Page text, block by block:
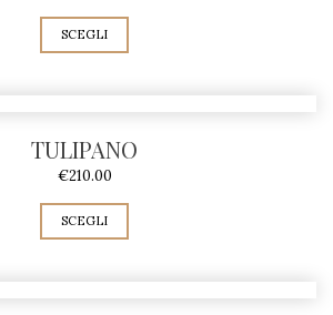
SCEGLI
TULIPANO
€210.00
SCEGLI